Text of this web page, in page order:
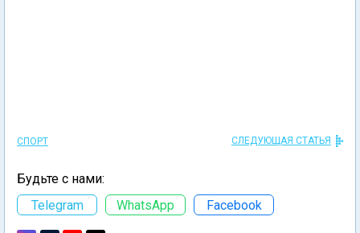
СПОРТ СЛЕДУЮЩАЯ СТАТЬЯ
Будьте с нами:
Telegram
WhatsApp Facebook